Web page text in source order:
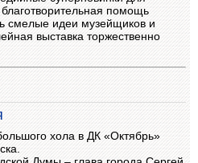
помощь
смелые идеи музейщиков и
выставка торжественно
хола в ДК «Октябрь»